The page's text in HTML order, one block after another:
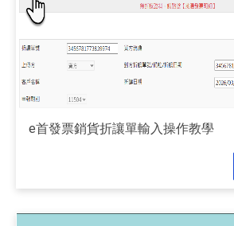
e首發票銷貨折讓單輸入操作教學